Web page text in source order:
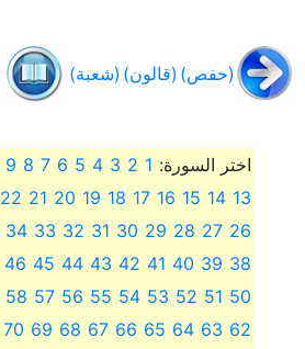
(حفص) (قالون) (شعبة)
اختر السورة: 1
2
3
4
5
6
7
8
9
13
14
15
16
17
18
19
20
21
22
26
27
28
29
30
31
32
33
34
38
39
40
41
42
43
44
45
46
50
51
52
53
54
55
56
57
58
62
63
64
65
66
67
68
69
70